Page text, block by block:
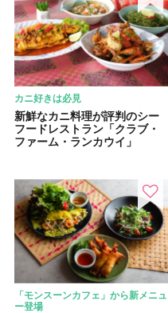
カニ好きは必見
新鮮なカニ料理が評判のシー
フードレストラン「クラブ・
ファーム・ランカウイ」
「モンスーンカフェ」から新メニュ
ー登場